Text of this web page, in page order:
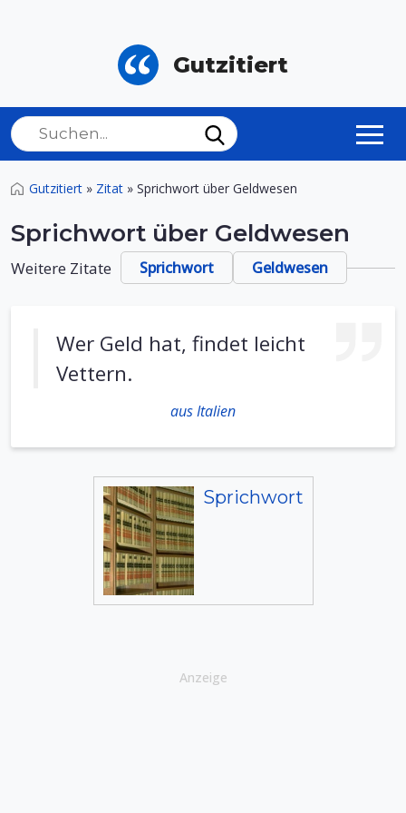
Gutzitiert
Gutzitiert » Zitat » Sprichwort über Geldwesen
Sprichwort über Geldwesen
Weitere Zitate Sprichwort Geldwesen
Wer Geld hat, findet leicht
Vettern.
aus Italien
Sprichwort
Anzeige